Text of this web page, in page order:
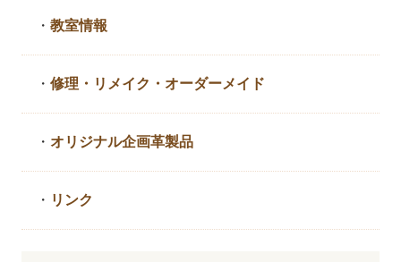
・教室情報
・修理・リメイク・ オーダーメイド
・ オリジナル企画革製品
・ リンク